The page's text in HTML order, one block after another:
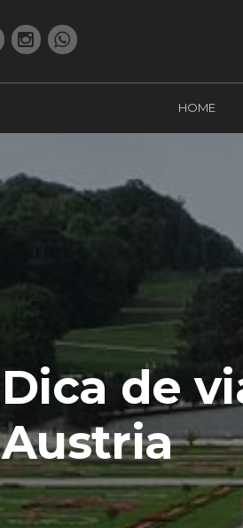
HOME
Dica de
Austria